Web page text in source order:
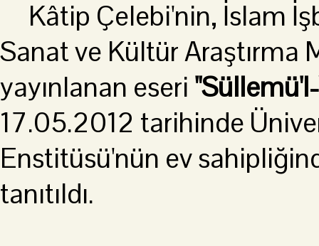
Kâtip Çelebi'nin, İslam
Sanat ve Kültür Araştırma
yayınlanan eseri
17.05.2012 tarihinde
Enstitüsü'nün ev
tanıtıldı.